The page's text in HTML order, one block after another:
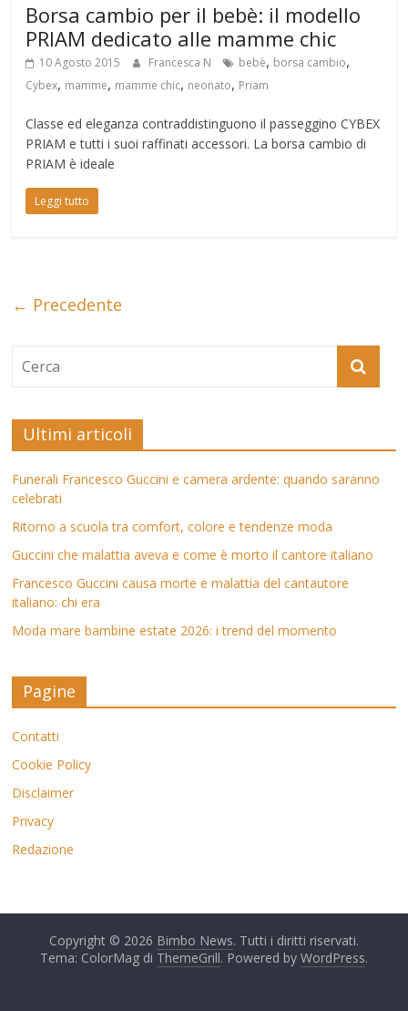
Borsa cambio per il bebè: il modello
PRIAM dedicato alle mamme chic
10 Agosto 2015 Francesca N bebè, borsa cambio,
Cybex, mamme, mamme chic, neonato, Priam
Classe ed eleganza contraddistinguono il passeggino CYBEX
PRIAM e tutti i suoi raffinati accessori. La borsa cambio di
PRIAM è ideale
Leggi tutto
← Precedente
Ultimi articoli
Funerali Francesco Guccini e camera ardente: quando saranno
celebrati
Ritorno a scuola tra comfort, colore e tendenze moda
Guccini che malattia aveva e come è morto il cantore italiano
Francesco Guccini causa morte e malattia del cantautore
italiano: chi era
Moda mare bambine estate 2026: i trend del momento
Pagine
Contatti
Cookie Policy
Disclaimer
Privacy
Redazione
Copyright © 2026 Bimbo News. Tutti i diritti riservati.
Tema: ColorMag di ThemeGrill. Powered by WordPress.